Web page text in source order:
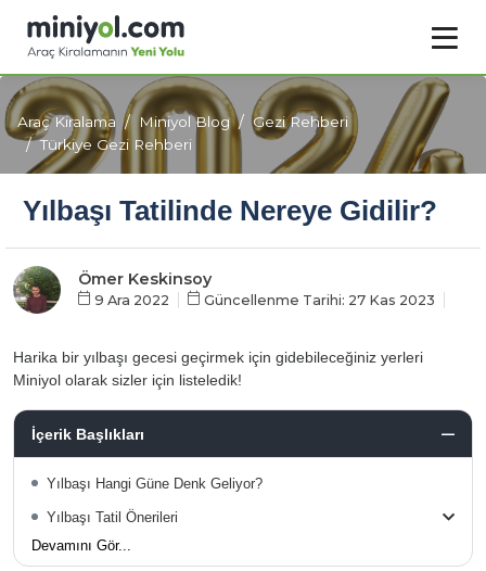
Araç Kiralama Miniyol Blog
Gezi Rehberi
Türkiye Gezi Rehberi
Yılbaşı Tatilinde Nereye Gidilir?
Ömer Keskinsoy
9 Ara 2022 Güncellenme Tarihi: 27 Kas 2023
Harika bir yılbaşı gecesi geçirmek için gidebileceğiniz yerleri
Miniyol olarak sizler için listeledik!
İçerik Başlıkları
Yılbaşı Hangi Güne Denk Geliyor?
Yılbaşı Tatil Önerileri
Devamını Gör...